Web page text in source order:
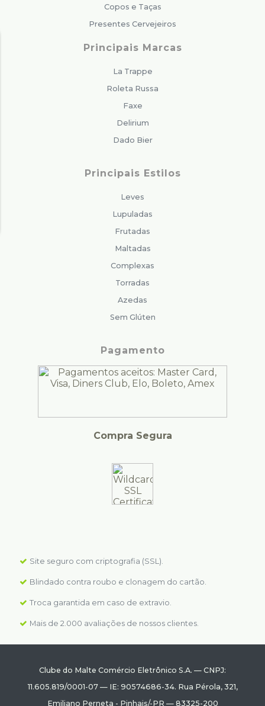
Copos e Taças
Presentes Cervejeiros
Principais Marcas
La Trappe
Roleta Russa
Faxe
Delirium
Dado Bier
Principais Estilos
Leves
Lupuladas
Frutadas
Maltadas
Complexas
Torradas
Azedas
Sem Glúten
Pagamento
Compra Segura
Site seguro com criptografia (SSL).
Blindado contra roubo e clonagem do cartão.
Troca garantida em caso de extravio.
Mais de 2.000 avaliações de nossos clientes.
Clube do Malte Comércio Eletrônico S.A. — CNPJ:
11.605.819/0001-07— IE: 90574686-34. Rua Pérola, 321,
Emiliano Perneta - Pinhais/-PR — 83325-200